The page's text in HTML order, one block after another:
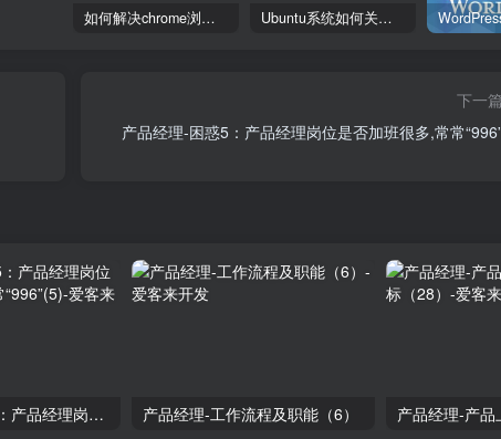
如何解决chrome浏览器显示您要访问的是诈骗网站解决办法 Ubuntu系统如何关闭防火墙
下一
产品经理-困惑5：产品经理岗位是否加班很多,常常
产品经理-困惑5：产品经理岗位是否加班很多,常常“996”(5) 产品经理-工作流程及职能（6）